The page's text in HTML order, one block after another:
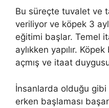
Bu süreçte tuvalet ve
veriliyor ve köpek 3
eğitimi başlar. Temel
aylıkken yapılır.
açmış ve itaat
İnsanlarda olduğu
erken başlaması